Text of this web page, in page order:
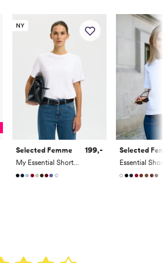
NY
Selected Femme
My Essential Short Sleeve O-Neck Tee
199,- Selected